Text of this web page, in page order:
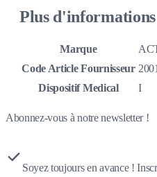
Plus d'informations
Marque
Code Article Fournisseur
Dispositif Medical
I
Abonnez-vous à notre newsletter !
Soyez toujours en avance !